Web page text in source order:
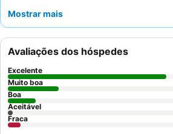
bem equipada
funcionários simpáticos e prestativos
pequeno-almoço variado e de alta
experiência mais tranquila, os hóspedes
quarto virado para o jardim.
Mostrar mais
Avaliações dos hóspedes
Excelente
Muito boa
Boa
Aceitável
Fraca